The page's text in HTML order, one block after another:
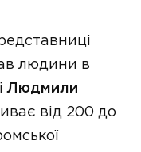
людини в
Людмили
від 200 до